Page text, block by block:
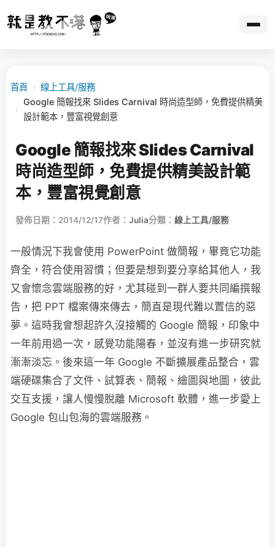
首頁 › 線上工具/服務
›
Google 簡報找來 Slides Carnival 時尚造型師，免費提供精美
設計範本，豐富視覺創意
Google 簡報找來 Slides Carnival
時尚造型師，免費提供精美設計範
本，豐富視覺創意
發佈日期：2014/12/17作者： Julia分類： 線上工具/服務
一般情況下我會使用 PowerPoint 做簡報，畢竟它功能
齊全，符合使用習慣；但要是想到要分享給其他人，我
又會懷念雲端服務的好，尤其碰到一群人要共同編撰報
告，把 PPT 檔案傳來傳去，簡直是現代難以置信的惡
夢。這時我會想起許久沒接觸的 Google 簡報，印象中
一年前用過一次，感覺功能陽春，並沒有進一步研究就
漸漸淡忘。後來這一年 Google 不斷擴展產品整合，雲
端硬碟集合了文件、試算表、簡報、繪圖與地圖，彼此
交互支援，讓人慢慢脫離 Microsoft 軟體，進一步愛上
Google 包山包海的雲端服務。